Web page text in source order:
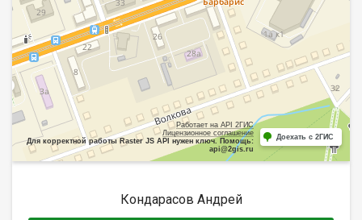
Работает на API 2ГИС
Лицензионное соглашение
Для корректной работы Raster JS API нужен ключ. Помощь:
api@2gis.ru
Доехать с 2ГИС
Кондарасов Андрей